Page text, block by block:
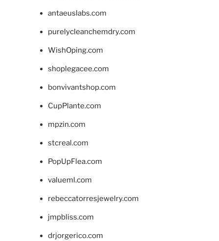
antaeuslabs.com
purelycleanchemdry.com
WishOping.com
shoplegacee.com
bonvivantshop.com
CupPlante.com
mpzin.com
stcreal.com
PopUpFlea.com
valueml.com
rebeccatorresjewelry.com
jmpbliss.com
drjorgerico.com